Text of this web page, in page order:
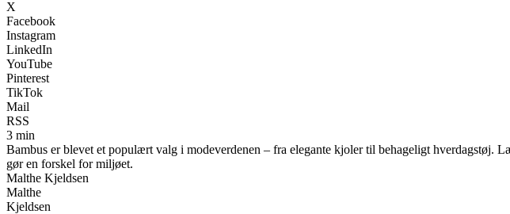
X
Facebook
Instagram
LinkedIn
YouTube
Pinterest
TikTok
Mail
RSS
3 min
Bambus er blevet et populært valg i modeverdenen – fra elegante kjoler til behageligt hverdagstøj.
gør en forskel for miljøet.
Malthe Kjeldsen
Malthe
Kjeldsen